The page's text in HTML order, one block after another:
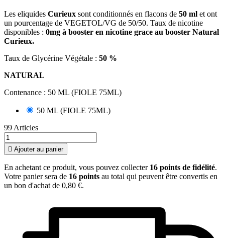
Les eliquides Curieux sont conditionnés en flacons de 50 ml et ont
un pourcentage de VEGETOL/VG de 50/50. Taux de nicotine
disponibles : 0mg à booster en nicotine grace au booster Natural
Curieux.
Taux de Glycérine Végétale : 50 %
NATURAL
Contenance : 50 ML (FIOLE 75ML)
50 ML (FIOLE 75ML)
99 Articles
 Ajouter au panier
En achetant ce produit, vous pouvez collecter 16 points de fidélité.
Votre panier sera de 16 points au total qui peuvent être convertis en
un bon d'achat de 0,80 €.